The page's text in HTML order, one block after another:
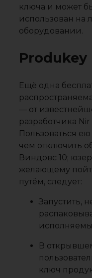
ключа и может
использован на
оборудовании.
Produkey
Ещё одна
— от
разработчика Nir
Пользоваться
чем отключить
Виндовс 10;
желающему
путём, следует:
Запустить,
В
ключ